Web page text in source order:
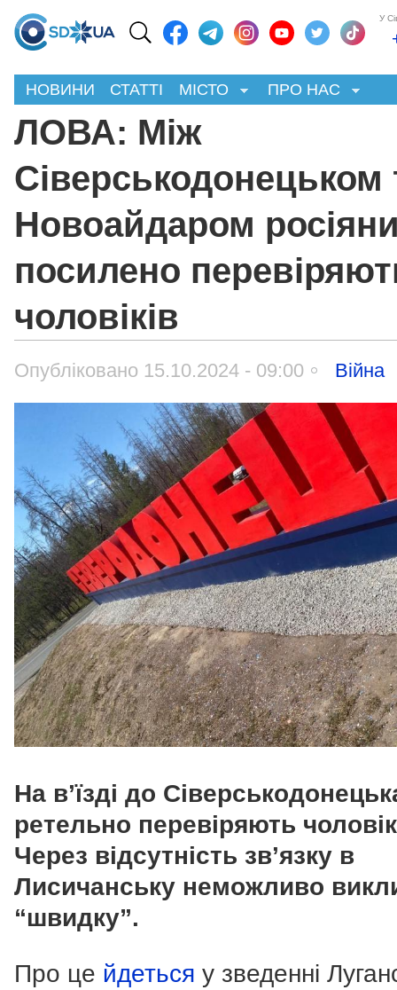
У
НОВИНИ СТАТТІ МІСТО ПРО НАС
ЛОВА: Між
Сіверськодонецьком
Новоайдаром
посилено
чоловіків
Опубліковано 15.10.2024 - 09:00 Війна
На в’їзді до
ретельно перевіряють
Через відсутність зв’язку в
Лисичанську неможливо
“швидку”.
Про це йдеться у зведенні